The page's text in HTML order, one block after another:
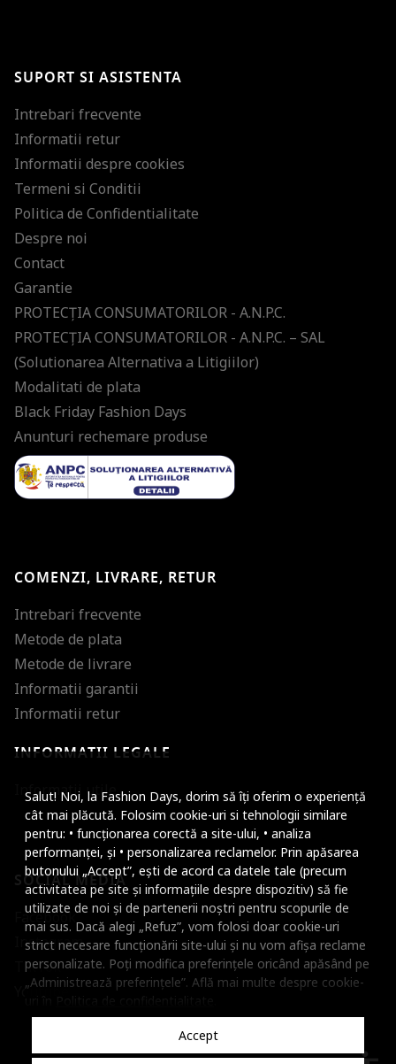
Salut! Noi, la Fashion Days, dorim să îți oferim o experiență
cât mai plăcută. Folosim cookie-uri si tehnologii similare
pentru: • funcționarea corectă a site-ului, • analiza
performanței, și • personalizarea reclamelor. Prin apăsarea
butonului „Accept”, ești de acord ca datele tale (precum
activitatea pe site și informațiile despre dispozitiv) să fie
utilizate de noi și de partenerii noștri pentru scopurile de
mai sus. Dacă alegi „Refuz”, vom folosi doar cookie-uri
strict necesare funcționării site-ului și nu vom afișa reclame
personalizate. Poți modifica preferințele oricând apăsând pe
„Administrează preferințele”. Află mai multe despre cookie-
Accept
ultimele tendinte in moda!
SUPORT SI ASISTENTA
Intrebari frecvente
Informatii retur
Informatii despre cookies
Termeni si Conditii
Politica de Confidentialitate
Despre noi
Contact
Garantie
PROTECŢIA CONSUMATORILOR - A.N.P.C.
PROTECŢIA CONSUMATORILOR - A.N.P.C. – SAL
(Solutionarea Alternativa a Litigiilor)
Modalitati de plata
Black Friday Fashion Days
Anunturi rechemare produse
COMENZI, LIVRARE, RETUR
Intrebari frecvente
Metode de plata
Metode de livrare
Informatii garantii
Informatii retur
INFORMATII LEGALE
Informatii utile
SOCIAL MEDIA
Facebook
Instagram
TikTok
Youtube
Micsoreaza
Mareste spatierea
Micsoreaza
Mareste inaltimea
Micsoreaza
Inverseaza culorile
Nuante de gri
Cursor mare